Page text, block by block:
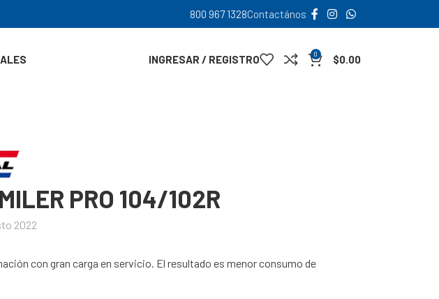
800 967 1328Contactános
INGRESAR / REGISTRO 0 $0.00
PRO 104/102R
2022
con gran carga en servicio. El resultado es menor consumo de